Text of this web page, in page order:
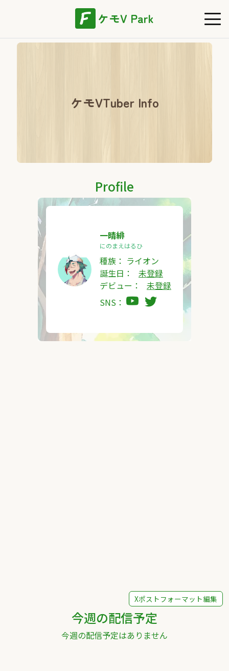
ケモV Park
ケモVTuber Info
Profile
一晴緋
にのまえはるひ
種族： ライオン
誕生日：
未登録
デビュー：
未登録
SNS：
Xポストフォーマット編集
今週の配信予定
今週の配信予定はありません